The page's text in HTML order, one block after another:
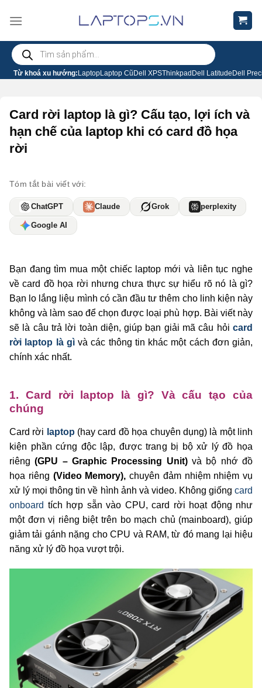
đến
dungTìm
kiếm
sản
phẩm
Từ khoá xu hướng: LaptopLaptop Cũ Dell XPSThinkpad Dell Latitude Dell
Card rời laptop là gì? Cấu tạo, lợi ích và
hạn chế của laptop khi có card đồ họa
rời
Tóm tắt bài viết với:
ChatGPT Claude Grok perplexity
Google AI
Bạn đang tìm mua một chiếc laptop mới và liên tục nghe
về card đồ họa rời nhưng chưa thực sự hiểu rõ nó là gì?
Bạn lo lắng liệu mình có cần đầu tư thêm cho linh kiện này
không và làm sao để chọn được loại phù hợp. Bài viết này
sẽ là câu trả lời toàn diện, giúp bạn giải mã câu hỏi card
rời laptop là gìvà các thông tin khác một cách đơn giản,
chính xác nhất.
1. Card rời laptop là gì? Và cấu tạo của
chúng
Card rời laptop (hay card đồ họa chuyên dụng) là một linh
kiện phần cứng độc lập, được trang bị bộ xử lý đồ họa
riêng (GPU – Graphic Processing Unit) và bộ nhớ đồ
họa riêng (Video Memory), chuyên đảm nhiệm nhiệm vụ
xử lý mọi thông tin về hình ảnh và video. Không giống card
onboard tích hợp sẵn vào CPU, card rời hoạt động như
một đơn vị riêng biệt trên bo mạch chủ (mainboard), giúp
giảm tải gánh nặng cho CPU và RAM, từ đó mang lại hiệu
năng xử lý đồ họa vượt trội.